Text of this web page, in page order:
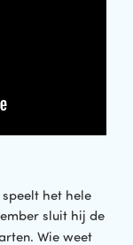
het hele
sluit hij de
Wie weet